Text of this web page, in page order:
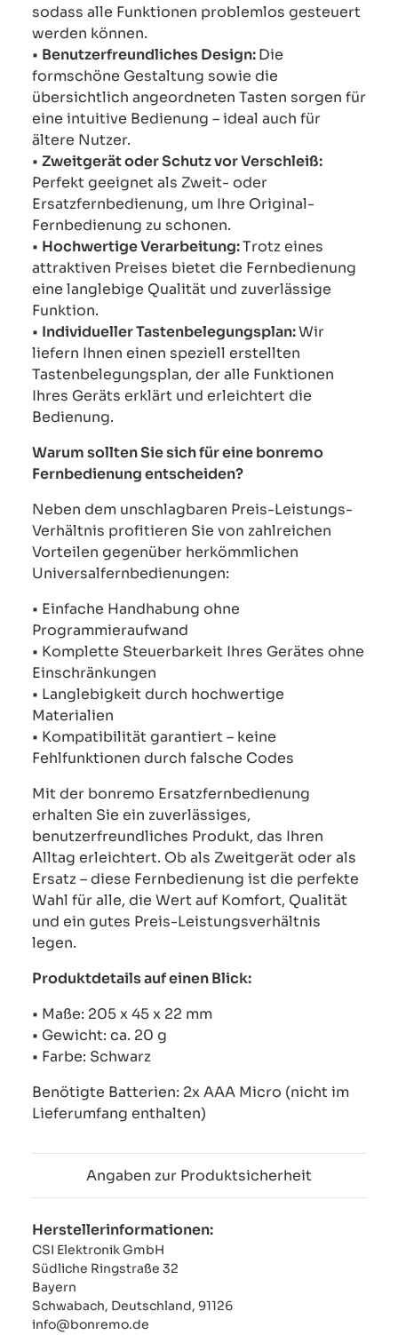
sodass alle Funktionen problemlos gesteuert
werden können.
• Benutzerfreundliches Design:Die
formschöne Gestaltung sowie die
übersichtlich angeordneten Tasten sorgen für
eine intuitive Bedienung – ideal auch für
ältere Nutzer.
• Zweitgerät oder Schutz vor Verschleiß:
Perfekt geeignet als Zweit- oder
Ersatzfernbedienung, um Ihre Original-
Fernbedienung zu schonen.
• Hochwertige Verarbeitung:Trotz eines
attraktiven Preises bietet die Fernbedienung
eine langlebige Qualität und zuverlässige
Funktion.
• Individueller Tastenbelegungsplan:Wir
liefern Ihnen einen speziell erstellten
Tastenbelegungsplan, der alle Funktionen
Ihres Geräts erklärt und erleichtert die
Bedienung.
Warum sollten Sie sich für eine bonremo
Fernbedienung entscheiden?
Neben dem unschlagbaren Preis-Leistungs-
Verhältnis profitieren Sie von zahlreichen
Vorteilen gegenüber herkömmlichen
Universalfernbedienungen:
• Einfache Handhabung ohne
Programmieraufwand
• Komplette Steuerbarkeit Ihres Gerätes ohne
Einschränkungen
• Langlebigkeit durch hochwertige
Materialien
• Kompatibilität garantiert – keine
Fehlfunktionen durch falsche Codes
Mit der bonremo Ersatzfernbedienung
erhalten Sie ein zuverlässiges,
benutzerfreundliches Produkt, das Ihren
Alltag erleichtert. Ob als Zweitgerät oder als
Ersatz – diese Fernbedienung ist die perfekte
Wahl für alle, die Wert auf Komfort, Qualität
und ein gutes Preis-Leistungsverhältnis
legen.
Produktdetails auf einen Blick:
• Maße: 205 x 45 x 22 mm
• Gewicht: ca. 20 g
• Farbe: Schwarz
Benötigte Batterien: 2x AAA Micro (nicht im
Lieferumfang enthalten)
Angaben zur Produktsicherheit
Herstellerinformationen:
CSI Elektronik GmbH
Südliche Ringstraße 32
Bayern
Schwabach, Deutschland, 91126
info@bonremo.de